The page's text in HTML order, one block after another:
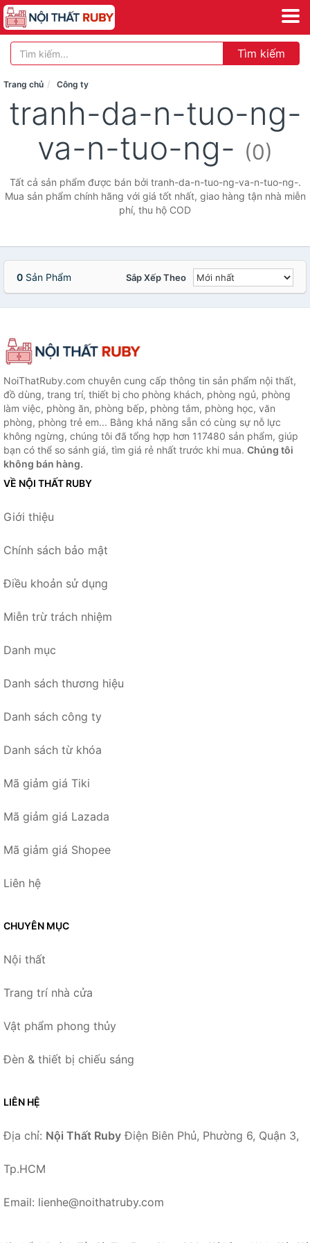
Tìm kiếm
Trang chủ Công ty
tranh-da-n-tuo-ng-
va-n-tuo-ng- (0)
Tất cả sản phẩm được bán bởi tranh-da-n-tuo-ng-va-n-tuo-ng-.
Mua sản phẩm chính hãng với giá tốt nhất, giao hàng tận nhà miễn
phí, thu hộ COD
0 Sản Phẩm Sắp Xếp Theo
NoiThatRuby.com chuyên cung cấp thông tin sản phẩm nội thất,
đồ dùng, trang trí, thiết bị cho phòng khách, phòng ngủ, phòng
làm việc, phòng ăn, phòng bếp, phòng tắm, phòng học, văn
phòng, phòng trẻ em... Bằng khả năng sẵn có cùng sự nỗ lực
không ngừng, chúng tôi đã tổng hợp hơn 117480 sản phẩm, giúp
bạn có thể so sánh giá, tìm giá rẻ nhất trước khi mua. Chúng tôi
không bán hàng.
VỀ NỘI THẤT RUBY
Giới thiệu
Chính sách bảo mật
Điều khoản sử dụng
Miễn trừ trách nhiệm
Danh mục
Danh sách thương hiệu
Danh sách công ty
Danh sách từ khóa
Mã giảm giá Tiki
Mã giảm giá Lazada
Mã giảm giá Shopee
Liên hệ
CHUYÊN MỤC
Nội thất
Trang trí nhà cửa
Vật phẩm phong thủy
Đèn & thiết bị chiếu sáng
LIÊN HỆ
Địa chỉ: Nội Thất Ruby Điện Biên Phủ, Phường 6, Quận 3,
Tp.HCM
Email: lienhe@noithatruby.com